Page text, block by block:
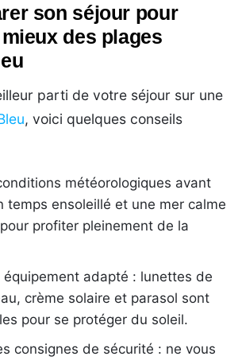
son séjour pour
des plages
parti de votre séjour sur une
, voici quelques conseils
météorologiques avant
temps ensoleillé et une mer calme
profiter pleinement de la
équipement adapté : lunettes de
crème solaire et parasol sont
pour se protéger du soleil.
consignes de sécurité : ne vous